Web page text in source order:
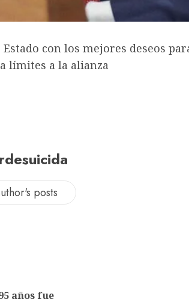
con los mejores deseos
límites a la alianza
posts
años fue